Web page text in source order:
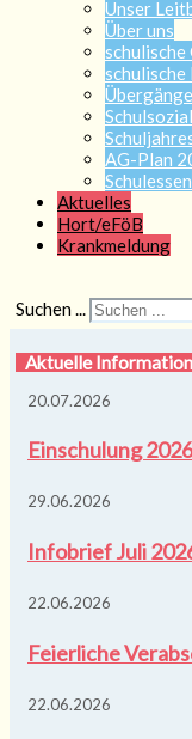
Unser
Über uns
schulische
schulische
AG-Plan
Schulessen
Aktuelles
Hort/eFöB
Krankmeldung
Suchen ...
Aktuelle
20.07.2026
Einschulung 2026
29.06.2026
Infobrief Juli
22.06.2026
Feierliche
22.06.2026